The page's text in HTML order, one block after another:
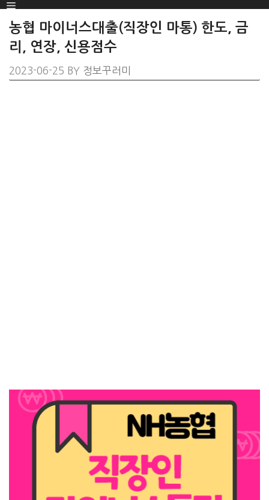
SKIP
TO
CONTENT
Menu
농협 마이너스대출(직장인 마통) 한도, 금
리, 연장, 신용점수
2023-06-25 BY 정보꾸러미